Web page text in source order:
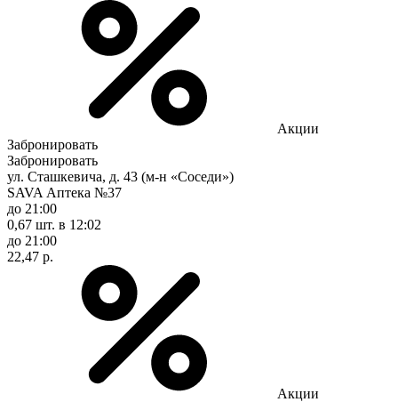
Акции
Забронировать
Забронировать
ул. Сташкевича, д. 43 (м-н «Соседи»)
SAVA Аптека №37
до 21:00
0,67 шт. в 12:02
до 21:00
22,47 р.
Акции